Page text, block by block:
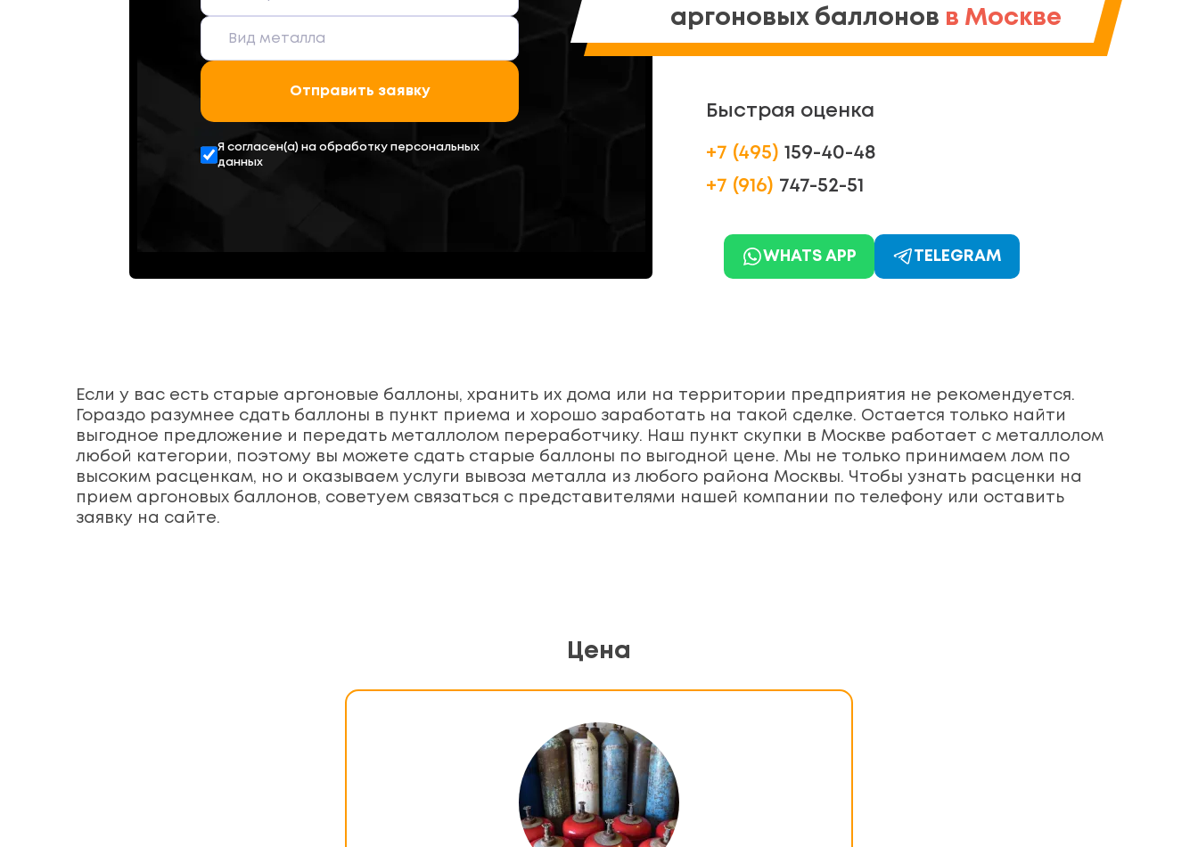
Отправить заявку
Я согласен(а) на обработку персональных
данных
аргоновых баллонов в Москве
Быстрая оценка
+7 (495) 159-40-48
+7 (916) 747-52-51
WHATS APP TELEGRAM
Если у вас есть старые аргоновые баллоны, хранить их дома или на территории предприятия не рекомендуется.
Гораздо разумнее сдать баллоны в пункт приема и хорошо заработать на такой сделке. Остается только найти
выгодное предложение и передать металлолом переработчику. Наш пункт скупки в Москве работает с металлолом
любой категории, поэтому вы можете сдать старые баллоны по выгодной цене. Мы не только принимаем лом по
высоким расценкам, но и оказываем услуги вывоза металла из любого района Москвы. Чтобы узнать расценки на
прием аргоновых баллонов, советуем связаться с представителями нашей компании по телефону или оставить
заявку на сайте.
Цена